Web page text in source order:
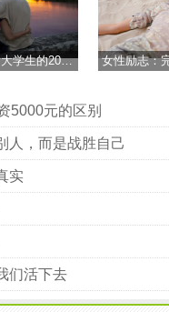
复习，勤学苦练创佳绩
心无旁骛，珍惜分分秒秒
全为了奋力向上，并不
仔细考虑，一旦作了决
念，必取百炼成钢;厚积
女性励志：完美女大学生的20个优点
5000元的区别
人，而是战胜自己
实
们活下去